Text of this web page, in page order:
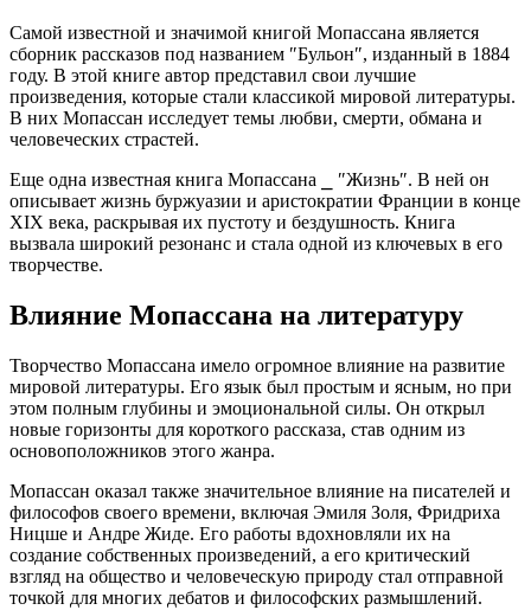
Самой известной и значимой книгой Мопассана является
сборник рассказов под названием ″Бульон″, изданный в 1884
году.​ В этой книге автор представил свои лучшие
произведения, которые стали классикой мировой литературы.​
В них Мопассан исследует темы любви, смерти, обмана и
человеческих страстей.​
Еще одна известная книга Мопассана ⎯ ″Жизнь″.​ В ней он
описывает жизнь буржуазии и аристократии Франции в конце
XIX века, раскрывая их пустоту и бездушность.​ Книга
вызвала широкий резонанс и стала одной из ключевых в его
творчестве.​
Влияние Мопассана на литературу
Творчество Мопассана имело огромное влияние на развитие
мировой литературы. Его язык был простым и ясным, но при
этом полным глубины и эмоциональной силы.​ Он открыл
новые горизонты для короткого рассказа, став одним из
основоположников этого жанра.
Мопассан оказал также значительное влияние на писателей и
философов своего времени, включая Эмиля Золя, Фридриха
Ницше и Андре Жиде.​ Его работы вдохновляли их на
создание собственных произведений, а его критический
взгляд на общество и человеческую природу стал отправной
точкой для многих дебатов и философских размышлений.​